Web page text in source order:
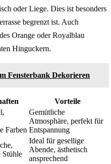
oder Liege. Dies ist besonders
begrenzt ist. Auch
Orange oder Royalblau
Hinguckern.
Fensterbank Dekorieren
Vorteile
Farben
Gemütliche
Atmosphäre, perfekt für
Entspannung
Stühle
Ideal für gesellige
Abende, ästhetisch
ansprechend